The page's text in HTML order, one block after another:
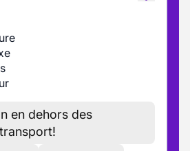
en dehors des